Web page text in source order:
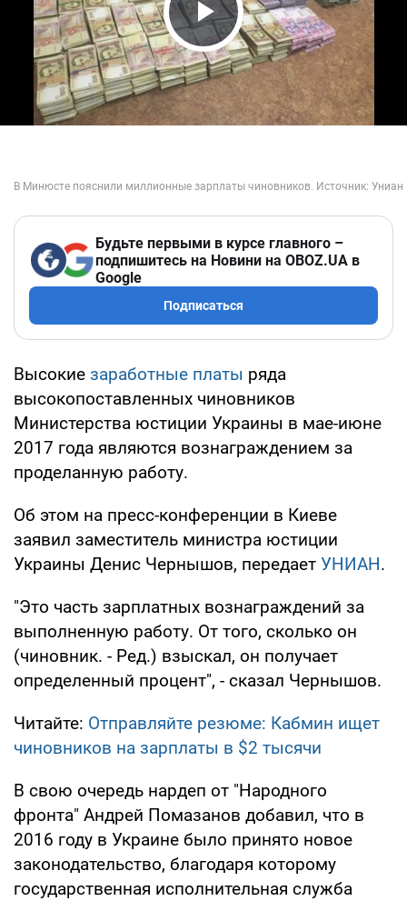
Play Video
Будьте первыми в курсе главного –
подпишитесь на Новини на OBOZ.UA в
Google
Подписаться
Высокие заработные платы ряда
высокопоставленных чиновников
Министерства юстиции Украины в мае-июне
2017 года являются вознаграждением за
проделанную работу.
Об этом на пресс-конференции в Киеве
заявил заместитель министра юстиции
Украины Денис Чернышов, передает УНИАН.
"Это часть зарплатных вознаграждений за
выполненную работу. От того, сколько он
(чиновник. - Ред.) взыскал, он получает
определенный процент", - сказал Чернышов.
Читайте: Отправляйте резюме: Кабмин ищет
чиновников на зарплаты в $2 тысячи
В свою очередь нардеп от "Народного
фронта" Андрей Помазанов добавил, что в
2016 году в Украине было принято новое
законодательство, благодаря которому
государственная исполнительная служба